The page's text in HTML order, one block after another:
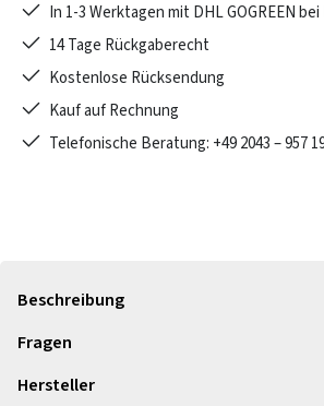
In 1-3 Werktagen mit DHL GOGREEN
14 Tage Rückgaberecht
Kostenlose Rücksendung
Kauf auf Rechnung
Telefonische Beratung: +49 2043 – 957
Beschreibung
Fragen
Hersteller